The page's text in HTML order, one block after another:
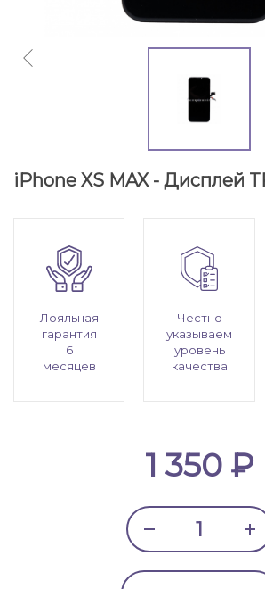
iPhone XS MAX - Дисплей
Лояльная
гарантия
6
месяцев
Честно
указываем
уровень
качества
1 350 ₽